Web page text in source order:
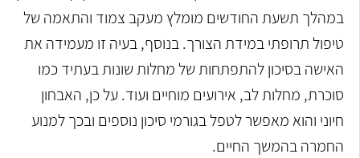
במהלך תשעת החודשים מומלץ מעקב צמוד והתאמה של
טיפול תרופתי במידת הצורך. בנוסף, בעיה זו מעמידה את
האישה בסיכון להתפתחות של מחלות שונות בעתיד כמו
סוכרת, מחלות לב, אירועים מוחיים ועוד. על כן, האבחון
חיוני והוא מאפשר לטפל בגורמי סיכון נוספים ובכך למנוע
החמרה בהמשך החיים.